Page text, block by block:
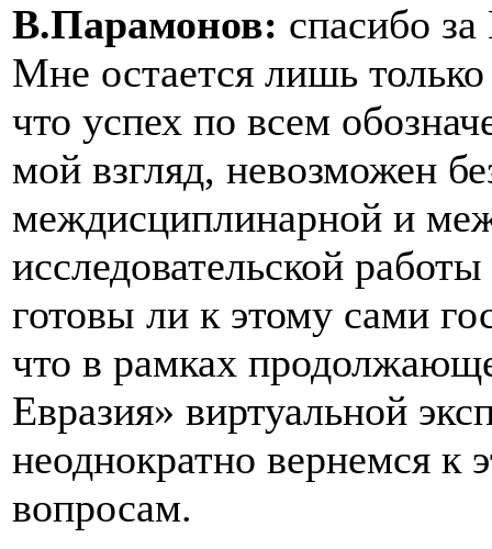
В.Парамонов: спасибо
Мне остается лишь
что успех по всем
мой взгляд, невозможен
междисциплинарной и
исследовательской
готовы ли к этому сами
что в рамках
Евразия» виртуальной
неоднократно вернемся к
вопросам.